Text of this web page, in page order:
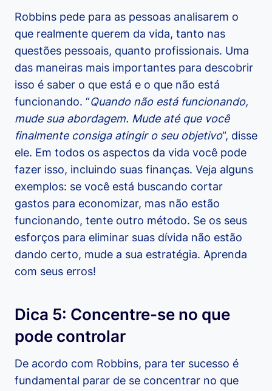
Robbins pede para as pessoas analisarem o
que realmente querem da vida, tanto nas
questões pessoais, quanto profissionais. Uma
das maneiras mais importantes para descobrir
isso é saber o que está e o que não está
funcionando. “Quando não está funcionando,
mude sua abordagem. Mude até que você
finalmente consiga atingir o seu objetivo“, disse
ele. Em todos os aspectos da vida você pode
fazer isso, incluindo suas finanças. Veja alguns
exemplos: se você está buscando cortar
gastos para economizar, mas não estão
funcionando, tente outro método. Se os seus
esforços para eliminar suas dívida não estão
dando certo, mude a sua estratégia. Aprenda
com seus erros!
Dica 5: Concentre-se no que
pode controlar
De acordo com Robbins, para ter sucesso é
fundamental parar de se concentrar no que